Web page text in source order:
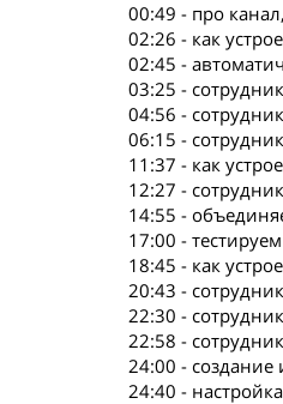
00:49 - про
02:26 - как
02:45 -
03:25 -
04:56 -
06:15 -
11:37 - как
12:27 -
14:55 -
17:00 -
18:45 - как
20:43 -
22:30 -
22:58 -
24:00 - создание
24:40 -